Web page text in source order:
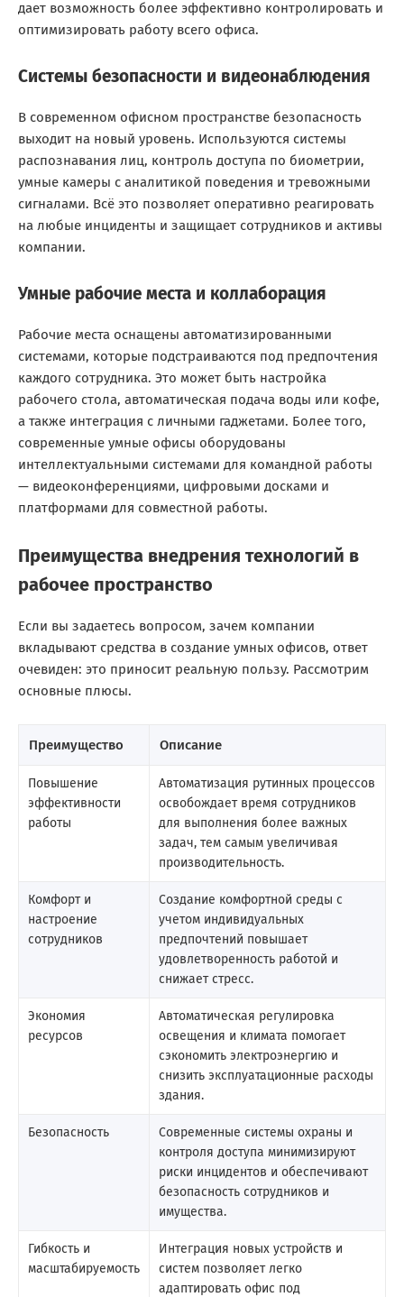
дает возможность более эффективно контролировать и
оптимизировать работу всего офиса.
Системы безопасности и видеонаблюдения
В современном офисном пространстве безопасность
выходит на новый уровень. Используются системы
распознавания лиц, контроль доступа по биометрии,
умные камеры с аналитикой поведения и тревожными
сигналами. Всё это позволяет оперативно реагировать
на любые инциденты и защищает сотрудников и активы
компании.
Умные рабочие места и коллаборация
Рабочие места оснащены автоматизированными
системами, которые подстраиваются под предпочтения
каждого сотрудника. Это может быть настройка
рабочего стола, автоматическая подача воды или кофе,
а также интеграция с личными гаджетами. Более того,
современные умные офисы оборудованы
интеллектуальными системами для командной работы
— видеоконференциями, цифровыми досками и
платформами для совместной работы.
Преимущества внедрения технологий в
рабочее пространство
Если вы задаетесь вопросом, зачем компании
вкладывают средства в создание умных офисов, ответ
очевиден: это приносит реальную пользу. Рассмотрим
основные плюсы.
Преимущество Описание
Повышение
эффективности
работы
Автоматизация рутинных процессов
освобождает время сотрудников
для выполнения более важных
задач, тем самым увеличивая
производительность.
Комфорт и
настроение
сотрудников
Создание комфортной среды с
учетом индивидуальных
предпочтений повышает
удовлетворенность работой и
снижает стресс.
Экономия
ресурсов
Автоматическая регулировка
освещения и климата помогает
сэкономить электроэнергию и
снизить эксплуатационные расходы
здания.
Безопасность
Современные системы охраны и
контроля доступа минимизируют
риски инцидентов и обеспечивают
безопасность сотрудников и
имущества.
Гибкость и
масштабируемость
Интеграция новых устройств и
систем позволяет легко
адаптировать офис под